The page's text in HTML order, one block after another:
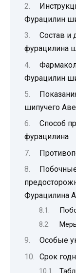
Фурацилин
Состав и
фурацилина
Фурацилин
шипучего
Способ
фурацилина
Фурацилина
Особые
Срок